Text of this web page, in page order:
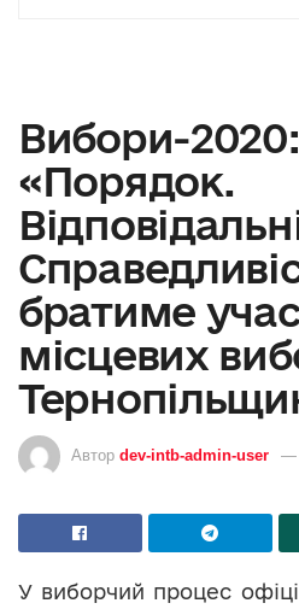
Вибори-2020:
«Порядок.
братиме
місцевих
Автор dev-intb-admin-user
У виборчий процес